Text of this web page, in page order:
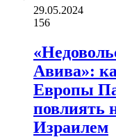
29.05.2024
156
Авива»:
Европы
повлиять
Израилем